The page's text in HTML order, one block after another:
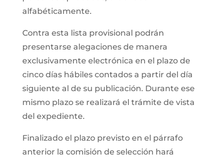
alfabéticamente.
Contra esta lista provisional podrán
presentarse alegaciones de manera
exclusivamente electrónica en el plazo de
cinco días hábiles contados a partir del día
siguiente al de su publicación. Durante ese
mismo plazo se realizará el trámite de vista
del expediente.
Finalizado el plazo previsto en el párrafo
anterior la comisión de selección hará